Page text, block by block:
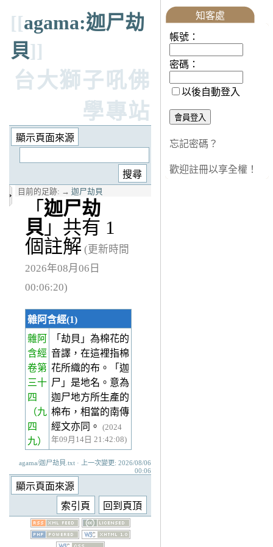
[[agama:迦尸劫
貝]]
台大獅子吼佛
學專站
目前的足跡: → 迦尸劫貝
「 迦尸劫
貝 」共有 1
個註解 (更新時間
2026年08月06日
00:06:20)
雜阿含經(1)
雜阿
含經
卷第
三十
四
（九
四
九）
「劫貝」為棉花的
音譯，在這裡指棉
花所織的布。「迦
尸」是地名。意為
迦尸地方所生產的
棉布，相當的南傳
經文亦同。
(2024
年09月14日 21:42:08)
agama/迦尸劫貝.txt · 上一次變更: 2026/08/06
00:06
知客處
帳號：
密碼：
以後自動登入
忘記密碼？
歡迎註冊以享全權！